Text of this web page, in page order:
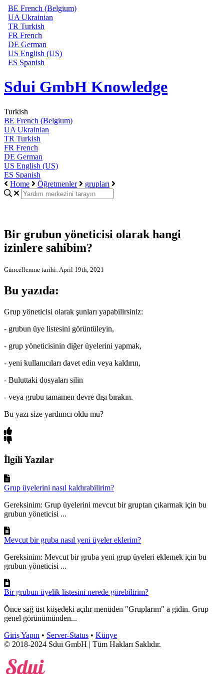
BE French (Belgium)
UA Ukrainian
TR Turkish
FR French
DE German
US English (US)
ES Spanish
Sdui GmbH Knowledge
Turkish
BE French (Belgium)
UA Ukrainian
TR Turkish
FR French
DE German
US English (US)
ES Spanish
Home
Öğretmenler grupları
Bir grubun yöneticisi olarak hangi
izinlere sahibim?
Güncellenme tarihi: April 19th, 2021
Bu yazıda:
Grup yöneticisi olarak şunları yapabilirsiniz:
- grubun üye listesini görüntüleyin,
- grup yöneticisinin diğer üyelerini yapmak,
- yeni kullanıcıları davet edin veya kaldırın,
- Buluttaki dosyaları silin
- veya grubu tamamen devre dışı bırakın.
Bu yazı size yardımcı oldu mu?
İlgili Yazılar
Grup üyelerini nasıl kaldırabilirim?
Gereksinim: Grup üyelerini mevcut bir gruptan çıkarmak için bu
grubun yöneticisi ...
Mevcut bir gruba nasıl yeni üyeler eklerim?
Gereksinim: Mevcut bir gruba yeni grup üyeleri eklemek için bu
grubun yöneticisi ...
Bir grubun üyelik listesini nerede görebilirim?
Önce sağ üst köşedeki açılır menüden "Gruplarım" a gidin. Grup
genel görünümünden...
Giriş Yapın • Server-Status • Künye
© 2018-2024 Sdui GmbH | Tüm Hakları Saklıdır.